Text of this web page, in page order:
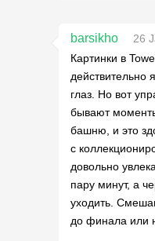
barsikho
26
Картинки в
действительно
глаз. Но вот
бывают
башню, и это
с
довольно
пару минут, а
уходить.
до финала или